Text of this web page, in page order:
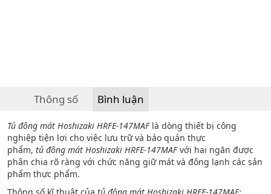
Thông số Bình luận
Tủ đông mát Hoshizaki HRFE-147MAF là dòng thiết bị công
nghiệp tiện lợi cho việc lưu trữ và bảo quản thực
phẩm, tủđông mát Hoshizaki HRFE-147MAFvới hai ngăn được
phân chia rõ ràng với chức năng giữ mát và đông lạnh các sản
phẩm thực phẩm.